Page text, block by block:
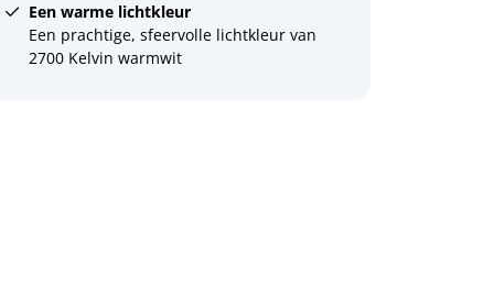
Een warme lichtkleur
Een prachtige, sfeervolle lichtkleur van
2700 Kelvin warmwit